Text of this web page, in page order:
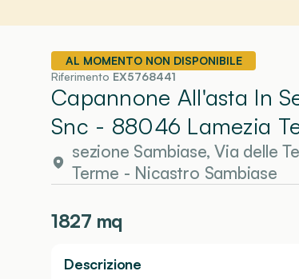
AL MOMENTO NON DISPONIBILE
Riferimento EX5768441
Capannone All'asta In
Snc - 88046 Lamezia
sezione Sambiase, Via delle
Terme - Nicastro Sambiase
1827 mq
Descrizione